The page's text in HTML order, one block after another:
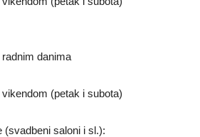
danima
(petak i subota)
(svadbeni saloni i sl.):